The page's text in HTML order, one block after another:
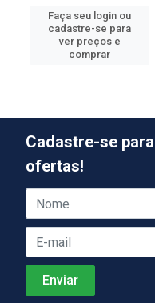
Faça seu login ou
cadastre-se para
ver preços e
comprar
Cadastre-se
ofertas!